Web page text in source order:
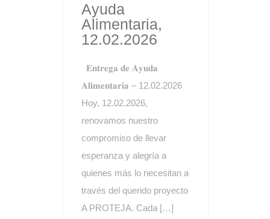
Ayuda
Alimentaria,
12.02.2026
𝐄𝐧𝐭𝐫𝐞𝐠𝐚 𝐝𝐞 𝐀𝐲𝐮𝐝𝐚
𝐀𝐥𝐢𝐦𝐞𝐧𝐭𝐚𝐫𝐢𝐚 – 12.02.2026
Hoy, 12.02.2026,
renovamos nuestro
compromiso de llevar
esperanza y alegría a
quienes más lo necesitan a
través del querido proyecto
A PROTEJA. Cada […]